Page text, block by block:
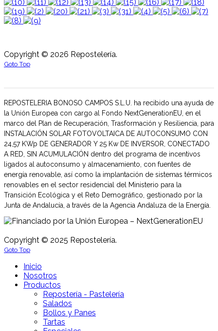
Copyright © 2026 Repostelería.
Goto Top
REPOSTELERIA BONOSO CAMPOS S.L.U. ha recibido una ayuda de
la Unión Europea con cargo al Fondo NextGenerationEU, en el
marco del Plan de Recuperación, Trasformación y Resiliencia, para
INSTALACIÓN SOLAR FOTOVOLTAICA DE AUTOCONSUMO CON
24,57 KWp DE GENERADOR Y 25 Kw DE INVERSOR, CONECTADO
A RED, SIN ACUMULACIÓN dentro del programa de incentivos
ligados al autoconsumo y almacenamiento, con fuentes de
energía renovable, así como la implantación de sistemas térmicos
renovables en el sector residencial del Ministerio para la
Transición Ecológica y el Reto Demográfico, gestionado por la
Junta de Andalucía, a través de la Agencia Andaluza de la Energía.
Copyright © 2025 Repostelería.
Goto Top
Inicio
Nosotros
Productos
Repostería - Pastelería
Salados
Bollos y Panes
Tartas